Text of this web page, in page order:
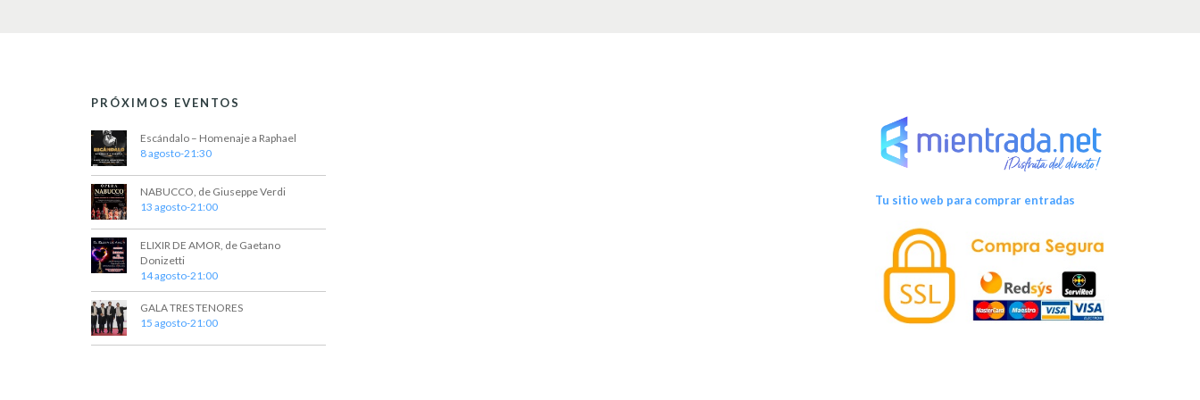
PRÓXIMOS EVENTOS
Escándalo – Homenaje a Raphael
8 agosto-21:30
NABUCCO, de Giuseppe Verdi
13 agosto-21:00
ELIXIR DE AMOR, de Gaetano
Donizetti
14 agosto-21:00
GALA TRES TENORES
15 agosto-21:00
Tu sitio web para comprar entradas